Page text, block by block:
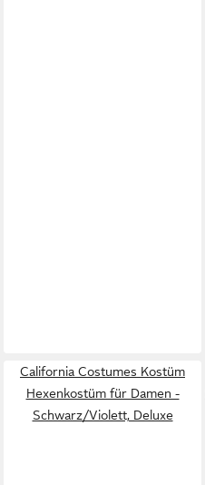
California Costumes Kostüm
Hexenkostüm für Damen -
Schwarz/Violett, Deluxe